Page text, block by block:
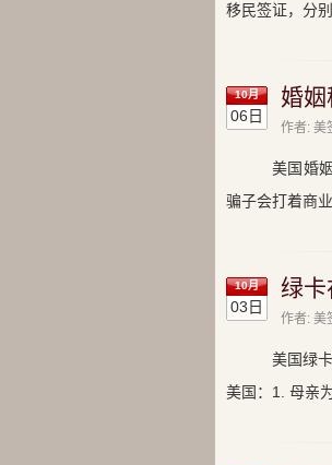
移民签证，分
10月
06日
婚
作者: 美
美国婚
骗子会打着商
10月
03日
绿卡
作者: 美
美国绿
美国：1. 母亲